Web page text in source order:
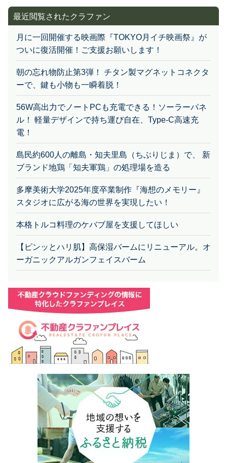
月に一回開催する映画際『TOKYO月イチ映画祭』が
ついに復活開催！ご支援お願いします！
朝の忘れ物防止第3弾！ チタン製マグネットコネクタ
ーで、鍵も小物も一瞬着脱！
56W高出力でノートPCも充電できる！ソーラーパネ
ル！ 軽量デザインで持ち運び自在、Type-C高速充
電！
島民約600人の離島・知夫里島（ちぶりじま）で、 新
ブランド地鶏「知夫軍鶏」の処理場を造る
多摩美術大学2025年度卒業制作『海想のメモリー』
スタジオに広がる海の世界を実現したい！
本格トルコ料理のケバブ屋を支援してほしい
【ピンッとハリ肌】高保湿バームにリニューアル。オ
ーガニックアルガンフェイスバーム